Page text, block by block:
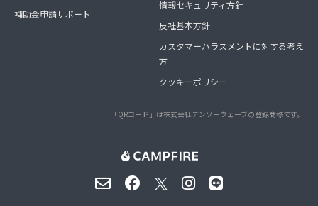
補助金申請サポート
情報セキュリティ方針
反社基本方針
カスタマーハラスメントに対する考え
方
クッキーポリシー
「QRコード」は株式会社デンソーウェーブの登録商標です。